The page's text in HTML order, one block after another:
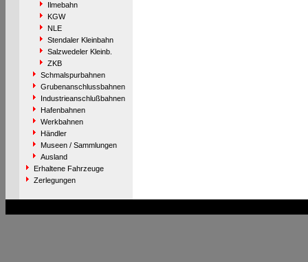
Ilmebahn
KGW
NLE
Stendaler Kleinbahn
Salzwedeler Kleinb.
ZKB
Schmalspurbahnen
Grubenanschlussbahnen
Industrieanschlußbahnen
Hafenbahnen
Werkbahnen
Händler
Museen / Sammlungen
Ausland
Erhaltene Fahrzeuge
Zerlegungen